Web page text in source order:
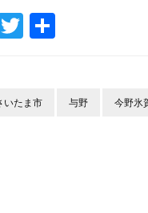
Twitter
いたま市 与野 今野氷